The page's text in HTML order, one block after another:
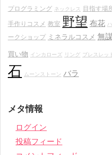
プログラミング ネックレス 目指す場
手作りコスメ 教室 野望 布花
ークショップ ミネラルコスメ 無
買い物 インカローズ リング ブレスレッ
石
ムーンストーン バラ
メタ情報
ログイン
投稿フィード